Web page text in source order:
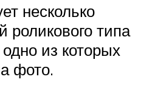
несколько
роликового типа
из которых
фото.